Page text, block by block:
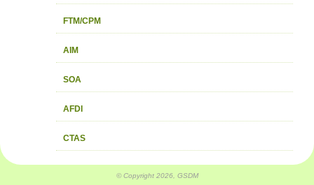
FTM/CPM
AIM
SOA
AFDI
CTAS
© Copyright 2026, GSDM